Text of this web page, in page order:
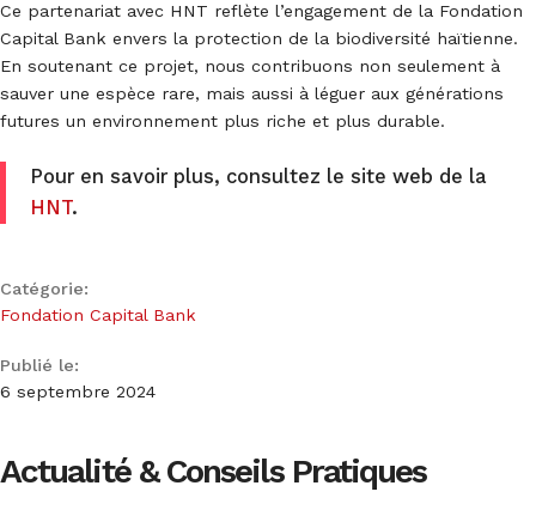
Ce partenariat avec HNT reflète l’engagement de la Fondation
Capital Bank envers la protection de la biodiversité haïtienne.
En soutenant ce projet, nous contribuons non seulement à
sauver une espèce rare, mais aussi à léguer aux générations
futures un environnement plus riche et plus durable.
Pour en savoir plus, consultez le site web de la
HNT.
Catégorie:
Fondation Capital Bank
Publié le:
6 septembre 2024
Actualité & Conseils Pratiques